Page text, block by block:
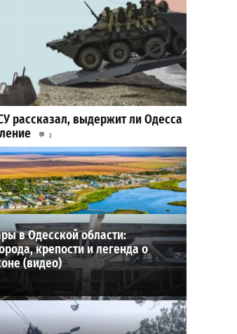
рассказал, выдержит ли Одесса
2
в Одесской области:
крепости и легенда о
(видео)